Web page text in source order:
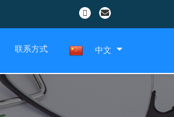
联系方式 中文